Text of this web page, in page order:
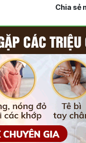
Chia sẻ